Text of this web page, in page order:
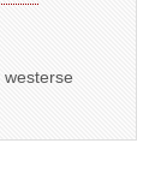
westerse